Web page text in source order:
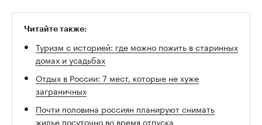
Читайте также:
Туризм с историей: где можно пожить в старинных
домах и усадьбах
Отдых в России: 7 мест, которые не хуже
заграничных
Почти половина россиян планируют снимать
жилье посуточно во время отпуска